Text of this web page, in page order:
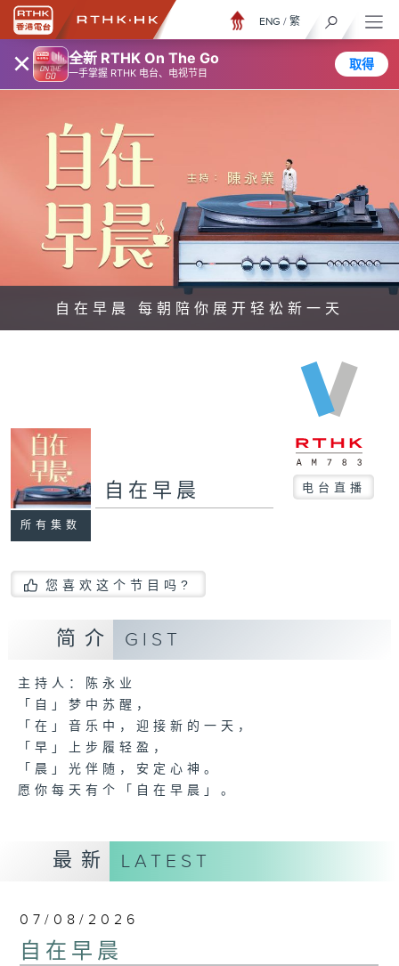
× 全新 RTHK On The Go
一手掌握 RTHK 电台、电视节目
取得
ENG / 繁
自在早晨 每朝陪你展开轻松新一天
所有集数
自在早晨 电台直播
您喜欢这个节目吗?
简介 GIST
主持人：陈永业
「自」梦中苏醒，
「在」音乐中，迎接新的一天，
「早」上步履轻盈，
「晨」光伴随，安定心神。
愿你每天有个「自在早晨」。
最新 LATEST
07/08/2026
自在早晨